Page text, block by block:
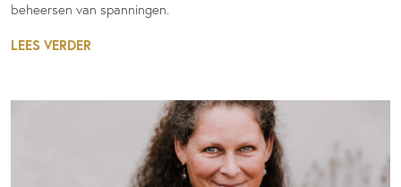
beheersen van spanningen.
LEES VERDER